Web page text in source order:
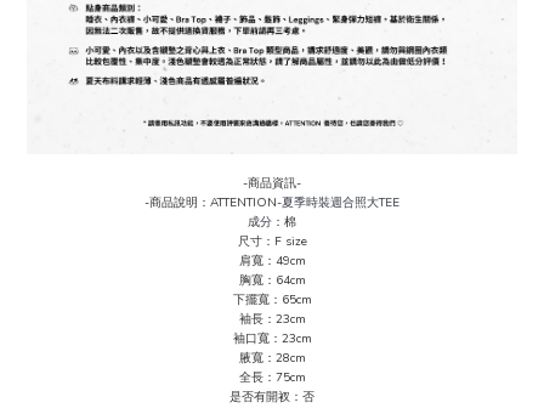
-商品資訊-
-商品說明：ATTENTION-夏季時裝週合照大TEE
成分 ：棉
尺寸：F size
肩寬：49cm
胸寬：64cm
下擺寬：65cm
袖長：23cm
袖口寬：23cm
腋寬：28cm
全長：75cm
是否有開衩：否